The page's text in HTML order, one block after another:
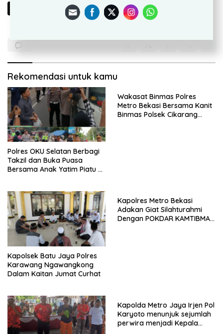
Rekomendasi untuk kamu
Polres OKU Selatan Berbagi
Takzil dan Buka Puasa
Bersama Anak Yatim Piatu di
Wakasat Binmas Polres
Metro Bekasi Bersama Kanit
Binmas Polsek Cikarang
Kapolsek Batu Jaya Polres
Karawang Ngawangkong
Dalam Kaitan Jumat Curhat
Kapolres Metro Bekasi
Adakan Giat Silahturahmi
Dengan POKDAR KAMTIBMAS
Kapolda Metro Jaya Irjen Pol
Karyoto menunjuk sejumlah
perwira menjadi Kepala